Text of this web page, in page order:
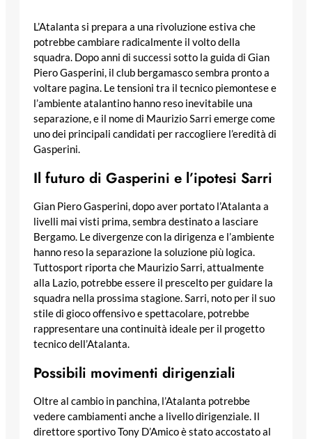
L’Atalanta si prepara a una rivoluzione estiva che
potrebbe cambiare radicalmente il volto della
squadra. Dopo anni di successi sotto la guida di Gian
Piero Gasperini, il club bergamasco sembra pronto a
voltare pagina. Le tensioni tra il tecnico piemontese e
l’ambiente atalantino hanno reso inevitabile una
separazione, e il nome di Maurizio Sarri emerge come
uno dei principali candidati per raccogliere l’eredità di
Gasperini.
Il futuro di Gasperini e l’ipotesi Sarri
Gian Piero Gasperini, dopo aver portato l’Atalanta a
livelli mai visti prima, sembra destinato a lasciare
Bergamo. Le divergenze con la dirigenza e l’ambiente
hanno reso la separazione la soluzione più logica.
Tuttosport riporta che Maurizio Sarri, attualmente
alla Lazio, potrebbe essere il prescelto per guidare la
squadra nella prossima stagione. Sarri, noto per il suo
stile di gioco offensivo e spettacolare, potrebbe
rappresentare una continuità ideale per il progetto
tecnico dell’Atalanta.
Possibili movimenti dirigenziali
Oltre al cambio in panchina, l’Atalanta potrebbe
vedere cambiamenti anche a livello dirigenziale. Il
direttore sportivo Tony D’Amico è stato accostato al